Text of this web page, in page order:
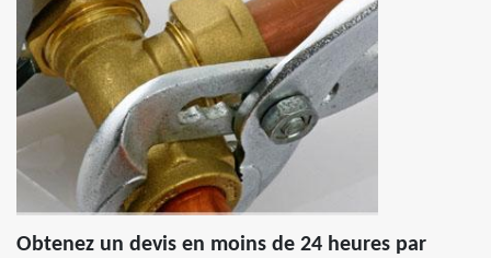
Obtenez un devis en moins de 24 heures par